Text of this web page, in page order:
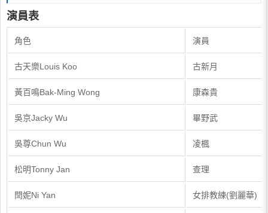
演員表
角色 演員
古天樂Louis Koo 古新月
黃百鳴Bak-Ming Wong 康森貴
吳京Jacky Wu 畢野武
吳尊Chun Wu 凌楓
松明Tonny Jan 查理
閆妮Ni Yan 女排教練(劉麗華)